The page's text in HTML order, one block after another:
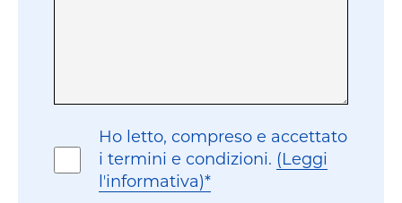
ConsensoHo letto, compreso e accettato
i termini e condizioni. (Leggi
lʼinformativa)*